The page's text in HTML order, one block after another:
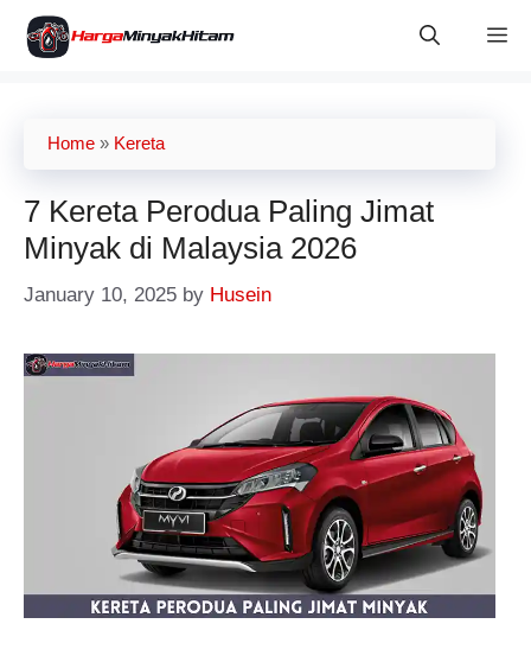
Skip
Home » Kereta
7 Kereta Perodua Paling Jimat
Minyak di Malaysia 2026
January 10, 2025 by Husein